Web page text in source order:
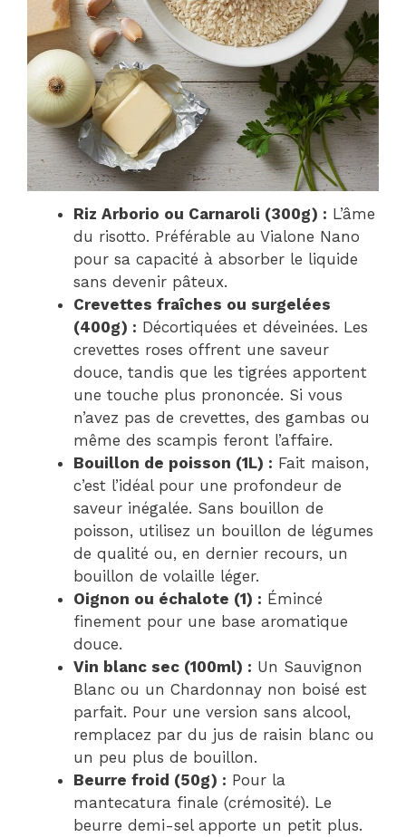
Riz Arborio ou Carnaroli (300g) : L’âme
du risotto. Préférable au Vialone Nano
pour sa capacité à absorber le liquide
sans devenir pâteux.
Crevettes fraîches ou surgelées
(400g) : Décortiquées et déveinées. Les
crevettes roses offrent une saveur
douce, tandis que les tigrées apportent
une touche plus prononcée. Si vous
n’avez pas de crevettes, des gambas ou
même des scampis feront l’affaire.
Bouillon de poisson (1L) : Fait maison,
c’est l’idéal pour une profondeur de
saveur inégalée. Sans bouillon de
poisson, utilisez un bouillon de légumes
de qualité ou, en dernier recours, un
bouillon de volaille léger.
Oignon ou échalote (1) : Émincé
finement pour une base aromatique
douce.
Vin blanc sec (100ml) : Un Sauvignon
Blanc ou un Chardonnay non boisé est
parfait. Pour une version sans alcool,
remplacez par du jus de raisin blanc ou
un peu plus de bouillon.
Beurre froid (50g) : Pour la
mantecatura finale (crémosité). Le
beurre demi-sel apporte un petit plus.